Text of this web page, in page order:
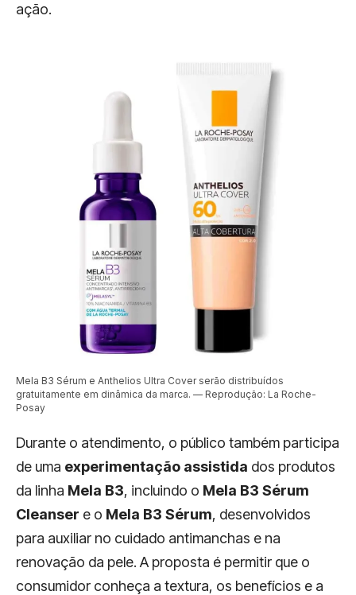
ação.
Mela B3 Sérum e Anthelios Ultra Cover serão distribuídos
gratuitamente em dinâmica da marca. — Reprodução: La Roche-
Posay
Durante o atendimento, o público também participa
de uma experimentação assistida dos produtos
da linha Mela B3, incluindo o Mela B3 Sérum
Cleanser e o Mela B3 Sérum, desenvolvidos
para auxiliar no cuidado antimanchas e na
renovação da pele. A proposta é permitir que o
consumidor conheça a textura, os benefícios e a